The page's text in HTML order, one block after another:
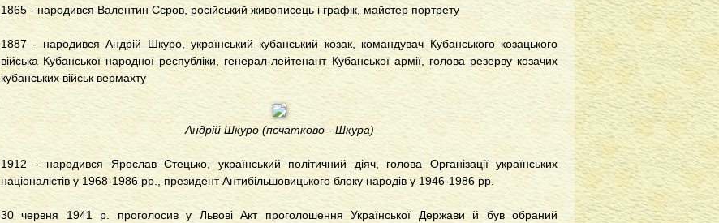
1865 - народився Валентин Сєров, російський живописець і графік, майстер портрету
1887 - народився Андрій Шкуро, український кубанський козак, командувач Кубанського козацького
війська Кубанської народної республіки, генерал-лейтенант Кубанської армії, голова резерву козачих
кубанських військ вермахту
Андрій Шкуро (початково - Шкура)
1912 - народився Ярослав Стецько, український політичний діяч, голова Організації українських
націоналістів у 1968-1986 рр., президент Антибільшовицького блоку народів у 1946-1986 рр.
30 червня 1941 р. проголосив у Львові Акт проголошення Української Держави й був обраний